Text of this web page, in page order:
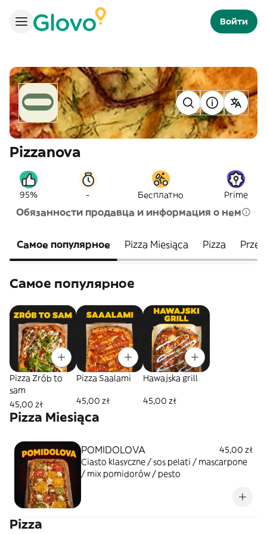
Войти
Pizzanova
95% - Бесплатно Prime
Обязанности продавца и информация о нем
Самое популярное Pizza Miesiąca Pizza
Самое популярное
Pizza Zrób to
sam
45,00 zł
Pizza Saalami
45,00 zł
Hawajska grill
45,00 zł
Pizza Miesiąca
POMIDOLOVA
45,00 zł
Ciasto klasyczne / sos pelati / mascarpone
/ mix pomidorów / pesto
Pizza